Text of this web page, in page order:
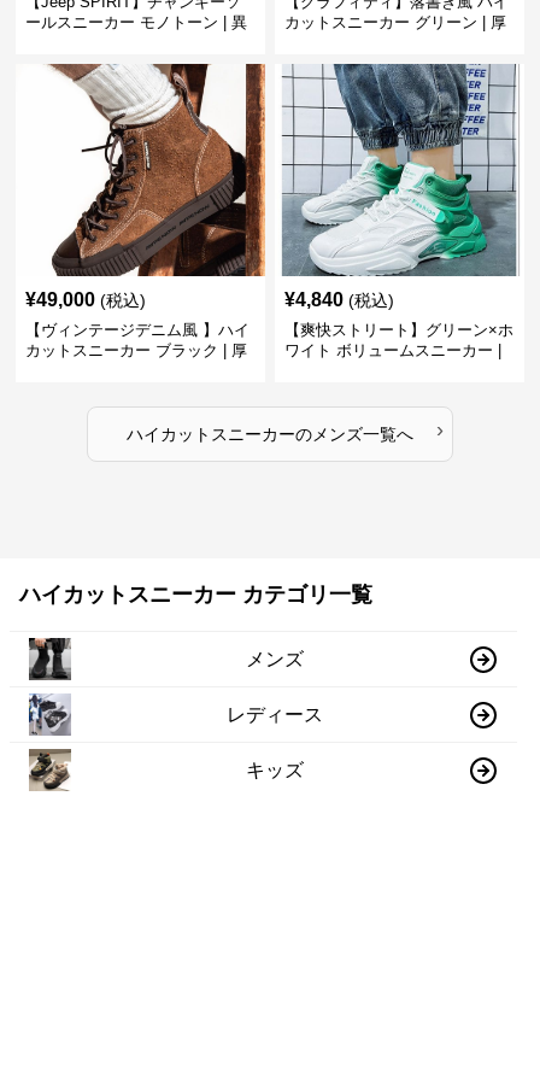
ールスニーカー モノトーン | 異
カットスニーカー グリーン | 厚
¥49,000 (税込)
【ヴィンテージデニム風 】ハイ
カットスニーカー ブラック | 厚
¥4,840 (税込)
【爽快ストリート】グリーン×ホ
ワイト ボリュームスニーカー |
ハイカットスニーカーのメンズ一覧へ ›
ハイカットスニーカー カテゴリ一覧
メンズ
レディース
キッズ